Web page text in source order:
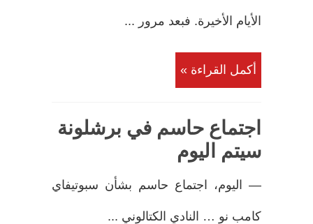
الأيام الأخيرة. فبعد مرور ...
أكمل القراءة »
اجتماع حاسم في برشلونة
سيتم اليوم
— اليوم، اجتماع حاسم بشأن سبوتيفاي
كامب نو … النادي الكتالوني ...